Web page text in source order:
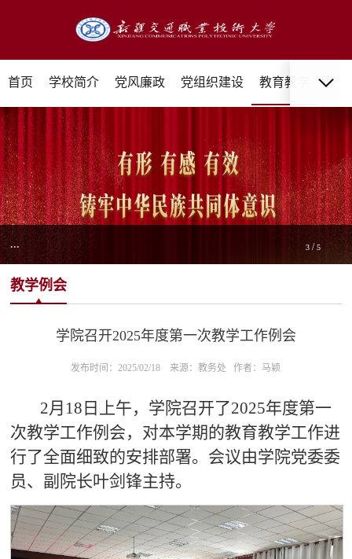
首页 学校简介 党风廉政 党组织建设 教育教学 招
... 3 /5
教学例会
学院召开2025年度第一次教学工作例会
发布时间：2025/02/18 来源：教务处 作者：马颖
2月18日上午，学院召开了2025年度第一
次教学工作例会，对本学期的教育教学工作进
行了全面细致的安排部署。会议由学院党委委
员、副院长叶剑锋主持。